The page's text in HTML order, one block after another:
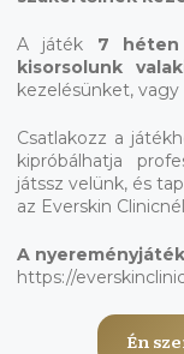
A játék 7
kisorsolunk
kezelésünket,
Csatlakozz a
kipróbálhatja
játssz velünk, és
az Everskin
A
https://
Én